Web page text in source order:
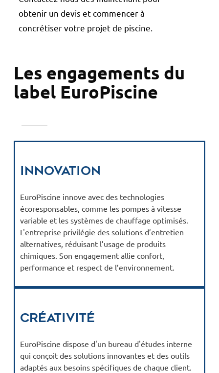
obtenir un devis et commencer à
concrétiser votre projet de piscine.
Les engagements du
label EuroPiscine
Innovation
EuroPiscine innove avec des technologies
écoresponsables, comme les pompes à vitesse
variable et les systèmes de chauffage optimisés.
L'entreprise privilégie des solutions d’entretien
alternatives, réduisant l’usage de produits
chimiques. Son engagement allie confort,
performance et respect de l’environnement.
Créativité
EuroPiscine dispose d'un bureau d'études interne
qui conçoit des solutions innovantes et des outils
adaptés aux besoins spécifiques de chaque client.